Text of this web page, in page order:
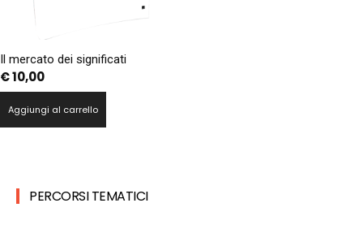
Il mercato dei significati
€10,00
Aggiungi al carrello
PERCORSI TEMATICI